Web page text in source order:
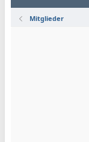
Mitglieder